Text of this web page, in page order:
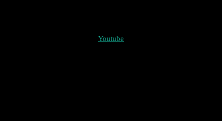
Youtube